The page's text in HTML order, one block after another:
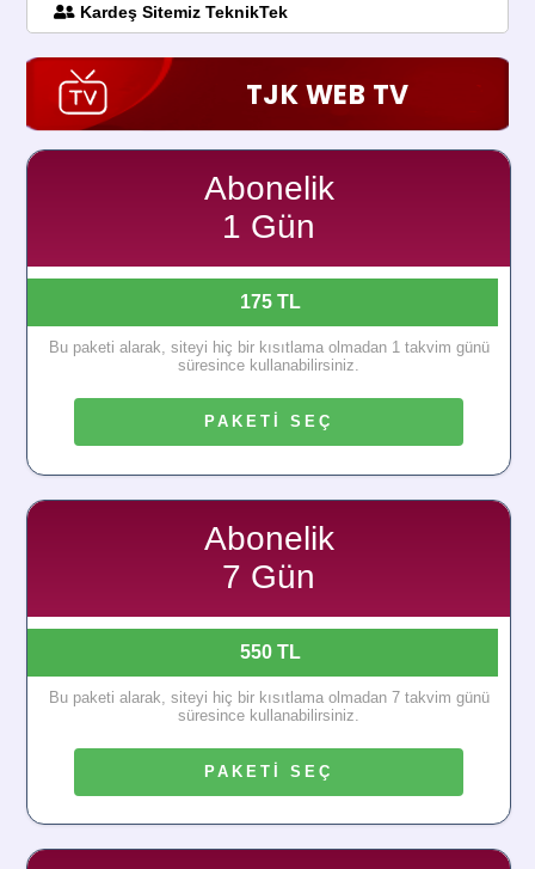
Kardeş Sitemiz TeknikTek
TJK WEB TV
Abonelik
1 Gün
175 TL
Bu paketi alarak, siteyi hiç bir kısıtlama olmadan 1 takvim günü
süresince kullanabilirsiniz.
PAKETİ SEÇ
Abonelik
7 Gün
550 TL
Bu paketi alarak, siteyi hiç bir kısıtlama olmadan 7 takvim günü
süresince kullanabilirsiniz.
PAKETİ SEÇ